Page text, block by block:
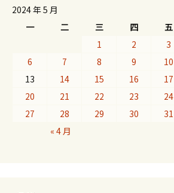
2024 年 5 月
一
二 三 四 五
1
2 3
6
7 8 9 10
13
14 15 16 17
20
21 22 23 24
27
28 29 30
31
« 4 月